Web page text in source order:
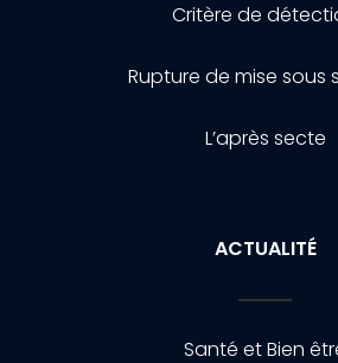
Critère de
Rupture de mise sous
L’après secte
ACTUALITÉ
Santé et Bien